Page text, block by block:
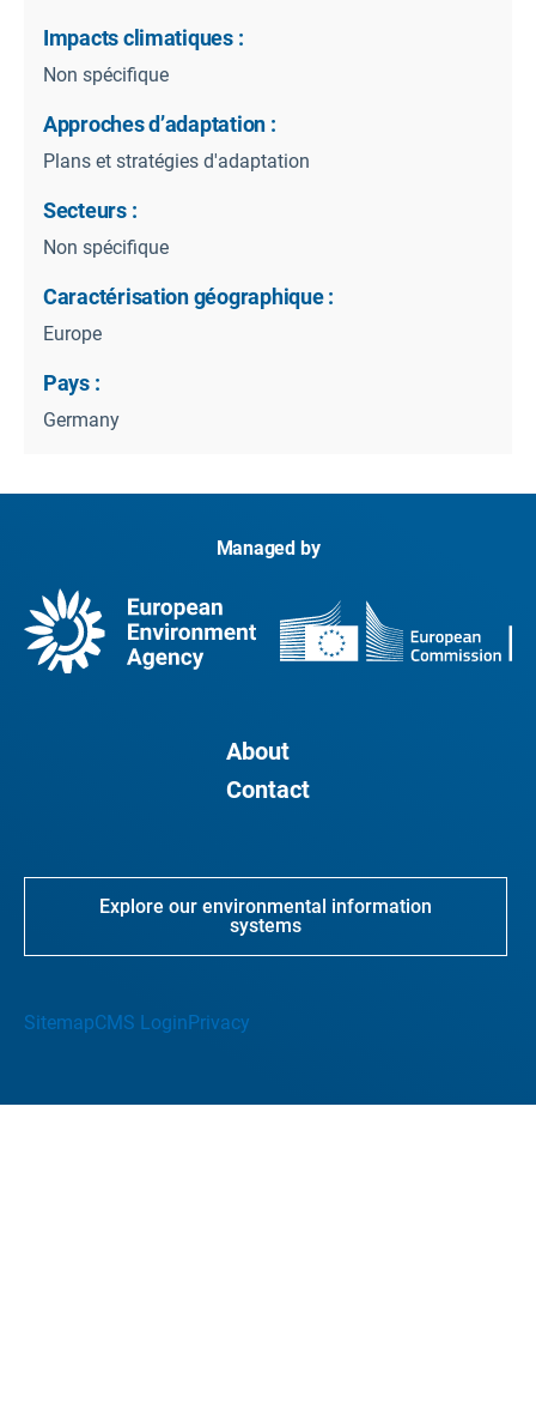
Impacts climatiques :
Non spécifique
Approches d’adaptation :
Plans et stratégies d'adaptation
Secteurs :
Non spécifique
Caractérisation géographique :
Europe
Pays :
Germany
Managed by
About
Contact
Explore our environmental information
systems
SitemapCMS LoginPrivacy